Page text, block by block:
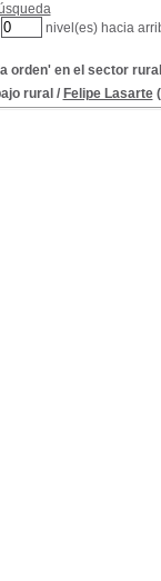
nivel(es) hacia
orden' en el sector rural
rural / Felipe Lasarte